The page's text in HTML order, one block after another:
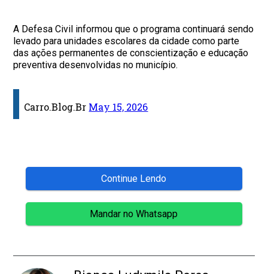
A Defesa Civil informou que o programa continuará sendo
levado para unidades escolares da cidade como parte
das ações permanentes de conscientização e educação
preventiva desenvolvidas no município.
Carro.Blog.Br May 15, 2026
Continue Lendo
Mandar no Whatsapp